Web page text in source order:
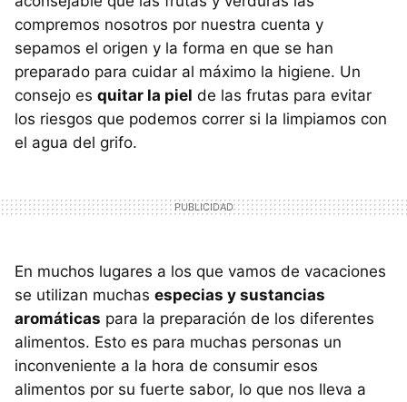
compremos nosotros por nuestra cuenta y
sepamos el origen y la forma en que se han
preparado para cuidar al máximo la higiene. Un
consejo es quitar la piel de las frutas para evitar
los riesgos que podemos correr si la limpiamos con
el agua del grifo.
En muchos lugares a los que vamos de vacaciones
se utilizan muchas especias y sustancias
aromáticas para la preparación de los diferentes
alimentos. Esto es para muchas personas un
inconveniente a la hora de consumir esos
alimentos por su fuerte sabor, lo que nos lleva a